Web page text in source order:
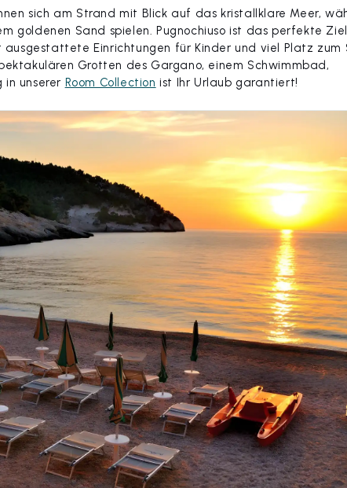
sich am Strand mit Blick auf das kristallklare Meer,
goldenen Sand spielen. Pugnochiuso ist das perfekte
ausgestattete Einrichtungen für Kinder und viel Platz zum
Grotten des Gargano, einem Schwimmbad,
unserer Room Collection ist Ihr Urlaub garantiert!